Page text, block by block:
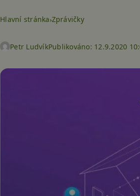
Hlavní stránka Zprávičky
Petr LudvíkPublikováno: 12.9.2020